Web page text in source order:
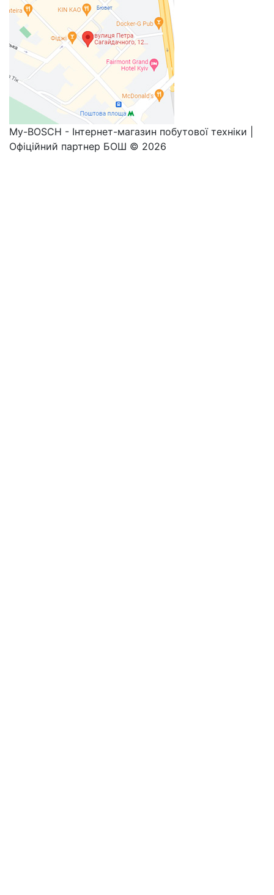
My-BOSCH - Інтернет-магазин побутової техніки |
Офіційний партнер БОШ © 2026